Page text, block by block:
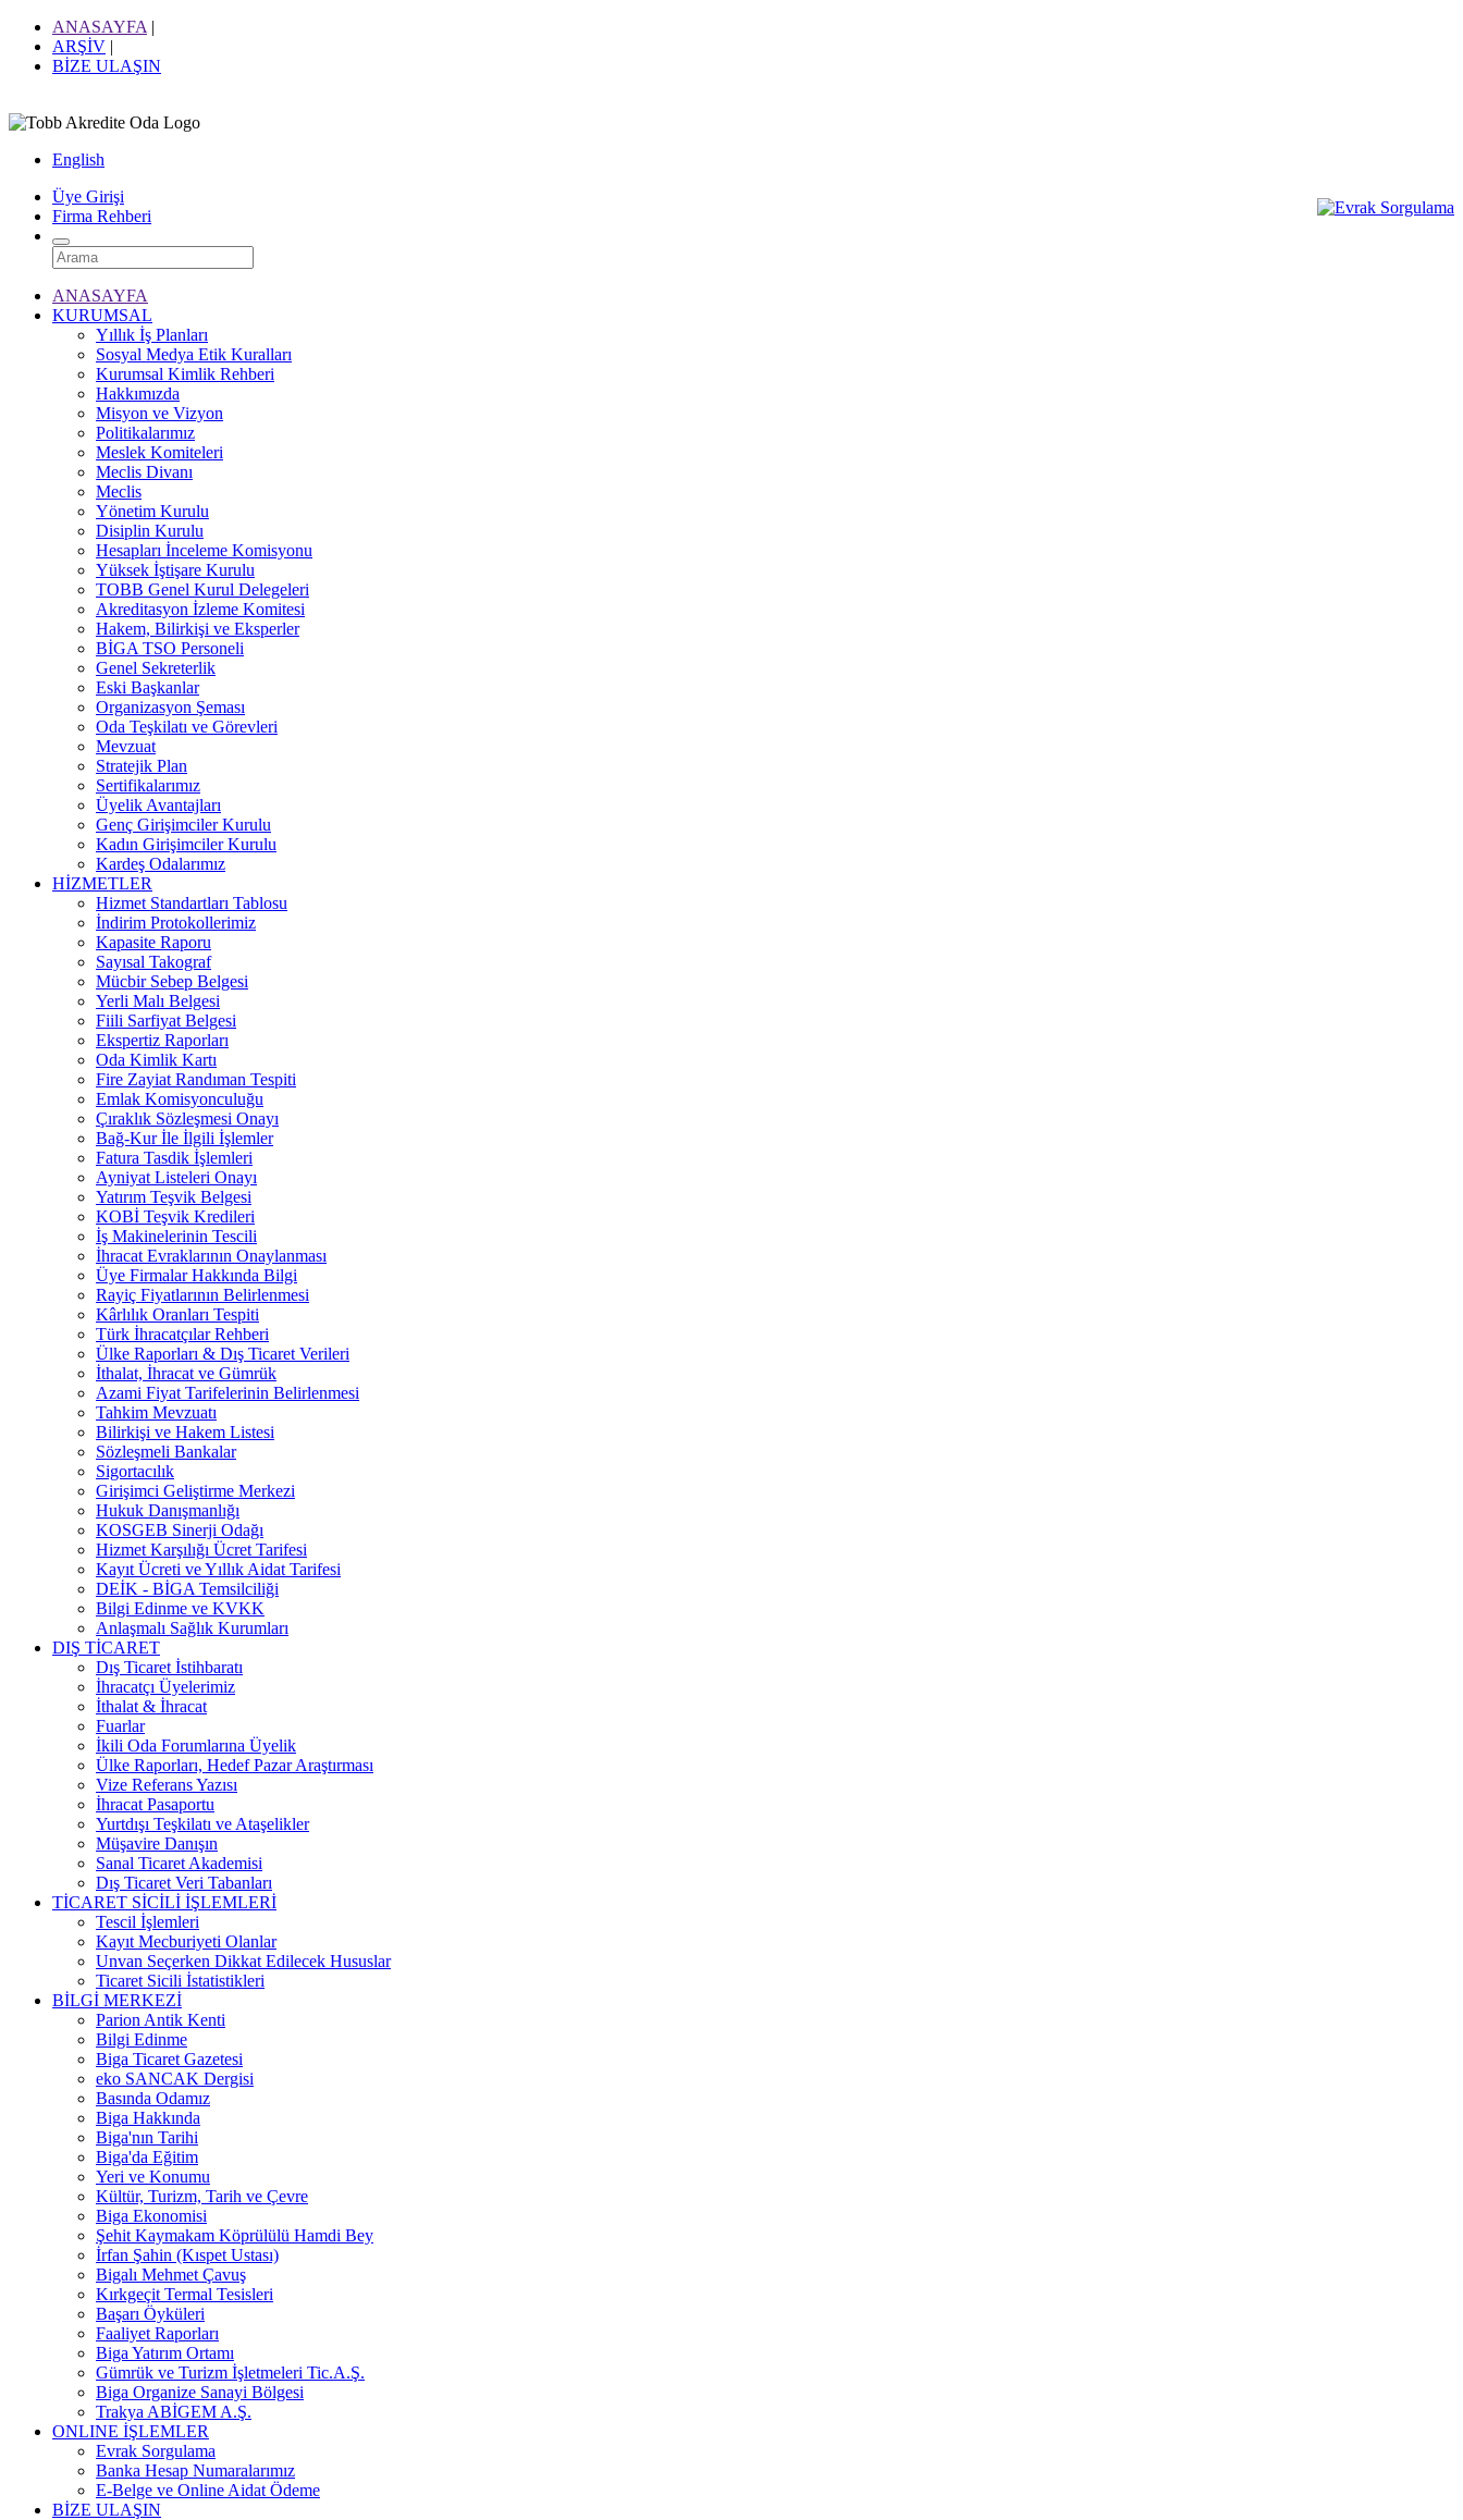
ANASAYFA |
ARŞİV |
BİZE ULAŞIN
English
Üye Girişi
Firma Rehberi
ANASAYFA
KURUMSAL
Yıllık İş Planları
Sosyal Medya Etik Kuralları
Kurumsal Kimlik Rehberi
Hakkımızda
Misyon ve Vizyon
Politikalarımız
Meslek Komiteleri
Meclis Divanı
Meclis
Yönetim Kurulu
Disiplin Kurulu
Hesapları İnceleme Komisyonu
Yüksek İştişare Kurulu
TOBB Genel Kurul Delegeleri
Akreditasyon İzleme Komitesi
Hakem, Bilirkişi ve Eksperler
BİGA TSO Personeli
Genel Sekreterlik
Eski Başkanlar
Organizasyon Şeması
Oda Teşkilatı ve Görevleri
Mevzuat
Stratejik Plan
Sertifikalarımız
Üyelik Avantajları
Genç Girişimciler Kurulu
Kadın Girişimciler Kurulu
Kardeş Odalarımız
HİZMETLER
Hizmet Standartları Tablosu
İndirim Protokollerimiz
Kapasite Raporu
Sayısal Takograf
Mücbir Sebep Belgesi
Yerli Malı Belgesi
Fiili Sarfiyat Belgesi
Ekspertiz Raporları
Oda Kimlik Kartı
Fire Zayiat Randıman Tespiti
Emlak Komisyonculuğu
Çıraklık Sözleşmesi Onayı
Bağ-Kur İle İlgili İşlemler
Fatura Tasdik İşlemleri
Ayniyat Listeleri Onayı
Yatırım Teşvik Belgesi
KOBİ Teşvik Kredileri
İş Makinelerinin Tescili
İhracat Evraklarının Onaylanması
Üye Firmalar Hakkında Bilgi
Rayiç Fiyatlarının Belirlenmesi
Kârlılık Oranları Tespiti
Türk İhracatçılar Rehberi
Ülke Raporları & Dış Ticaret Verileri
İthalat, İhracat ve Gümrük
Azami Fiyat Tarifelerinin Belirlenmesi
Tahkim Mevzuatı
Bilirkişi ve Hakem Listesi
Sözleşmeli Bankalar
Sigortacılık
Girişimci Geliştirme Merkezi
Hukuk Danışmanlığı
KOSGEB Sinerji Odağı
Hizmet Karşılığı Ücret Tarifesi
Kayıt Ücreti ve Yıllık Aidat Tarifesi
DEİK - BİGA Temsilciliği
Bilgi Edinme ve KVKK
Anlaşmalı Sağlık Kurumları
DIŞ TİCARET
Dış Ticaret İstihbaratı
İhracatçı Üyelerimiz
İthalat & İhracat
Fuarlar
İkili Oda Forumlarına Üyelik
Ülke Raporları, Hedef Pazar Araştırması
Vize Referans Yazısı
İhracat Pasaportu
Yurtdışı Teşkilatı ve Ataşelikler
Müşavire Danışın
Sanal Ticaret Akademisi
Dış Ticaret Veri Tabanları
TİCARET SİCİLİ İŞLEMLERİ
Tescil İşlemleri
Kayıt Mecburiyeti Olanlar
Unvan Seçerken Dikkat Edilecek Hususlar
Ticaret Sicili İstatistikleri
BİLGİ MERKEZİ
Parion Antik Kenti
Bilgi Edinme
Biga Ticaret Gazetesi
eko SANCAK Dergisi
Basında Odamız
Biga Hakkında
Biga'nın Tarihi
Biga'da Eğitim
Yeri ve Konumu
Kültür, Turizm, Tarih ve Çevre
Biga Ekonomisi
Şehit Kaymakam Köprülülü Hamdi Bey
İrfan Şahin (Kıspet Ustası)
Bigalı Mehmet Çavuş
Kırkgeçit Termal Tesisleri
Başarı Öyküleri
Faaliyet Raporları
Biga Yatırım Ortamı
Gümrük ve Turizm İşletmeleri Tic.A.Ş.
Biga Organize Sanayi Bölgesi
Trakya ABİGEM A.Ş.
ONLINE İŞLEMLER
Evrak Sorgulama
Banka Hesap Numaralarımız
E-Belge ve Online Aidat Ödeme
BİZE ULAŞIN